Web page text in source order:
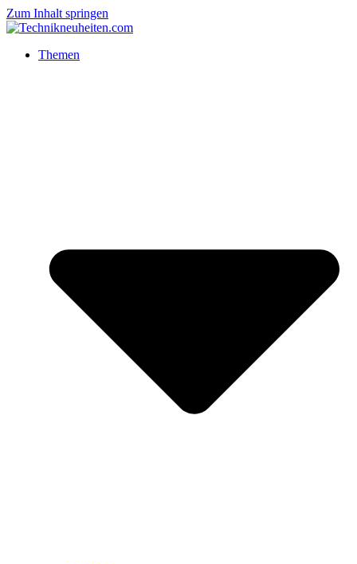
Zum Inhalt springen
Themen